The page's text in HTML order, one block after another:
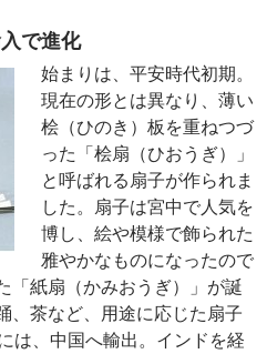
で進化
始まりは、平安時代初期。
現在の形とは異なり、薄い
桧（ひのき）板を重ねつづ
った「桧扇（ひおうぎ）」
と呼ばれる扇子が作られま
した。扇子は宮中で人気を
博し、絵や模様で飾られた
雅やかなものになったので
「紙扇（かみおうぎ）」が誕
、茶など、用途に応じた扇子
は、中国へ輸出。インドを経